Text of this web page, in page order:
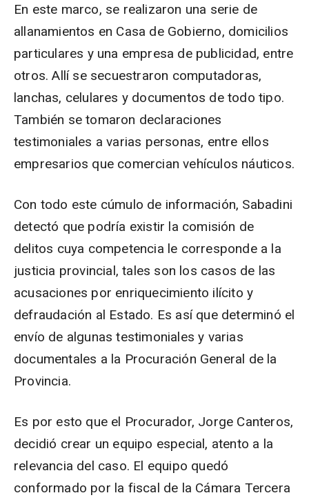
En este marco, se realizaron una serie de
allanamientos en Casa de Gobierno, domicilios
particulares y una empresa de publicidad, entre
otros. Allí se secuestraron computadoras,
lanchas, celulares y documentos de todo tipo.
También se tomaron declaraciones
testimoniales a varias personas, entre ellos
empresarios que comercian vehículos náuticos.
Con todo este cúmulo de información, Sabadini
detectó que podría existir la comisión de
delitos cuya competencia le corresponde a la
justicia provincial, tales son los casos de las
acusaciones por enriquecimiento ilícito y
defraudación al Estado. Es así que determinó el
envío de algunas testimoniales y varias
documentales a la Procuración General de la
Provincia.
Es por esto que el Procurador, Jorge Canteros,
decidió crear un equipo especial, atento a la
relevancia del caso. El equipo quedó
conformado por la fiscal de la Cámara Tercera